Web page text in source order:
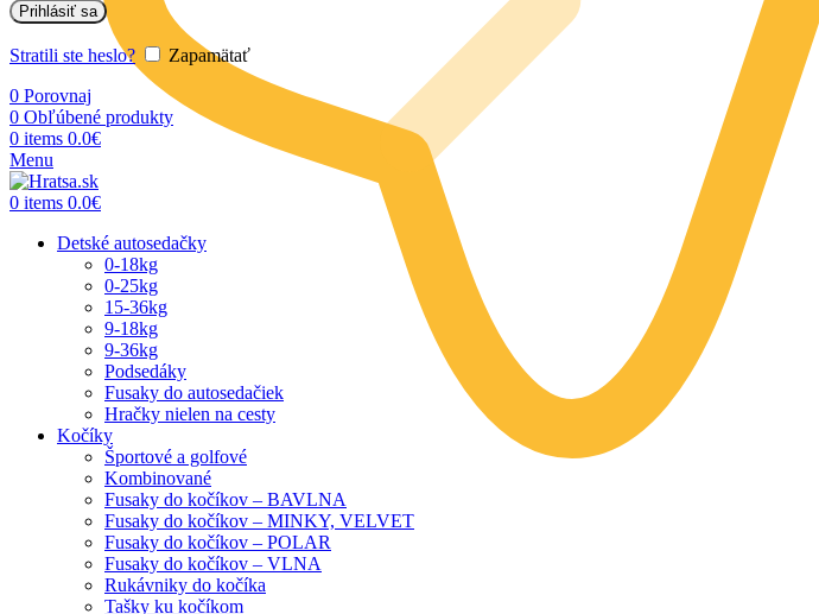
Prihlásiť sa
Stratili ste heslo?
Zapamätať
0 Porovnaj
0 Obľúbené produkty
0 items 0.0€
Menu
0 items 0.0€
Detské autosedačky
0-18kg
0-25kg
15-36kg
9-18kg
9-36kg
Podsedáky
Fusaky do autosedačiek
Hračky nielen na cesty
Kočíky
Športové a golfové
Kombinované
Fusaky do kočíkov – BAVLNA
Fusaky do kočíkov – MINKY, VELVET
Fusaky do kočíkov – POLAR
Fusaky do kočíkov – VLNA
Rukávniky do kočíka
Tašky ku kočíkom